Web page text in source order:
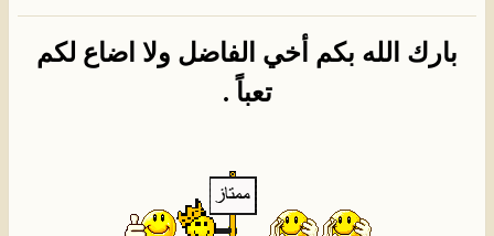
بارك الله بكم أخي الفاضل ولا اضاع لكم
تعباً .